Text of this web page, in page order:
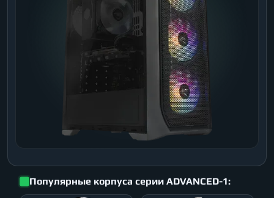
Популярные корпуса серии ADVANCED-1: